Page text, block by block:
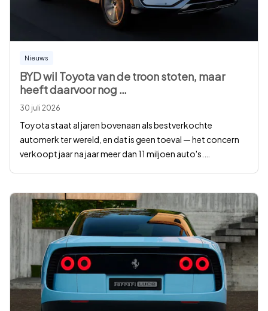
Nieuws
BYD wil Toyota van de troon stoten, maar
heeft daarvoor nog …
30 juli 2026
Toyota staat al jaren bovenaan als bestverkochte
automerk ter wereld, en dat is geen toeval — het concern
verkoopt jaar na jaar meer dan 11 miljoen auto's.